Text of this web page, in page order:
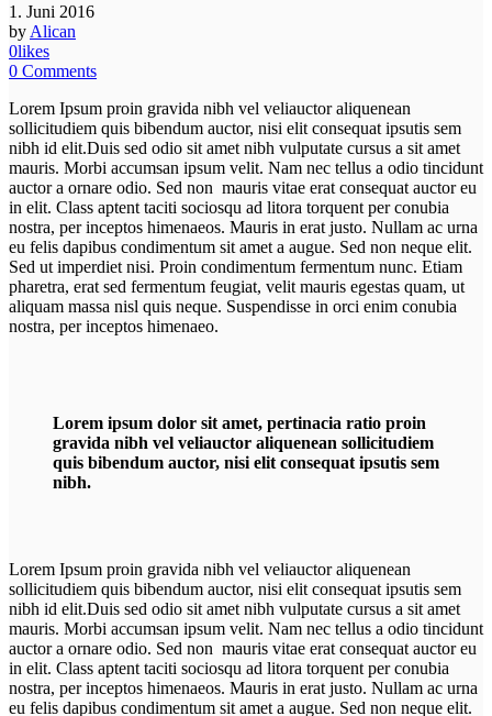
1. Juni 2016
by Alican
0likes
0 Comments
Lorem Ipsum proin gravida nibh vel veliauctor aliquenean
sollicitudiem quis bibendum auctor, nisi elit consequat ipsutis sem
nibh id elit.Duis sed odio sit amet nibh vulputate cursus a sit amet
mauris. Morbi accumsan ipsum velit. Nam nec tellus a odio tincidunt
auctor a ornare odio. Sed non mauris vitae erat consequat auctor eu
in elit. Class aptent taciti sociosqu ad litora torquent per conubia
nostra, per inceptos himenaeos. Mauris in erat justo. Nullam ac urna
eu felis dapibus condimentum sit amet a augue. Sed non neque elit.
Sed ut imperdiet nisi. Proin condimentum fermentum nunc. Etiam
pharetra, erat sed fermentum feugiat, velit mauris egestas quam, ut
aliquam massa nisl quis neque. Suspendisse in orci enim conubia
nostra, per inceptos himenaeo.
Lorem ipsum dolor sit amet, pertinacia ratio proin
gravida nibh vel veliauctor aliquenean sollicitudiem
quis bibendum auctor, nisi elit consequat ipsutis sem
nibh.
Lorem Ipsum proin gravida nibh vel veliauctor aliquenean
sollicitudiem quis bibendum auctor, nisi elit consequat ipsutis sem
nibh id elit.Duis sed odio sit amet nibh vulputate cursus a sit amet
mauris. Morbi accumsan ipsum velit. Nam nec tellus a odio tincidunt
auctor a ornare odio. Sed non mauris vitae erat consequat auctor eu
in elit. Class aptent taciti sociosqu ad litora torquent per conubia
nostra, per inceptos himenaeos. Mauris in erat justo. Nullam ac urna
eu felis dapibus condimentum sit amet a augue. Sed non neque elit.